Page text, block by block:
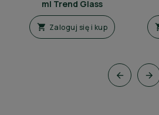
ml Trend Glass
 Zaloguj się i kup
 